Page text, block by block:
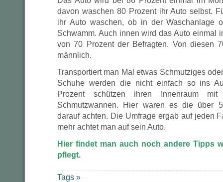
davon waschen 80 Prozent ihr Auto selbst.
ihr Auto waschen, ob in der Waschanlage
Schwamm. Auch innen wird das Auto einmal
von 70 Prozent der Befragten. Von diesen
männlich.
Transportiert man Mal etwas Schmutziges
Schuhe werden die nicht einfach so ins
Prozent schützen ihren Innenraum
Schmutzwannen. Hier waren es die über
darauf achten. Die Umfrage ergab auf jeden
mehr achtet man auf sein Auto.
Hier findet man auch noch andere Tipps
pflegt.
Tags »